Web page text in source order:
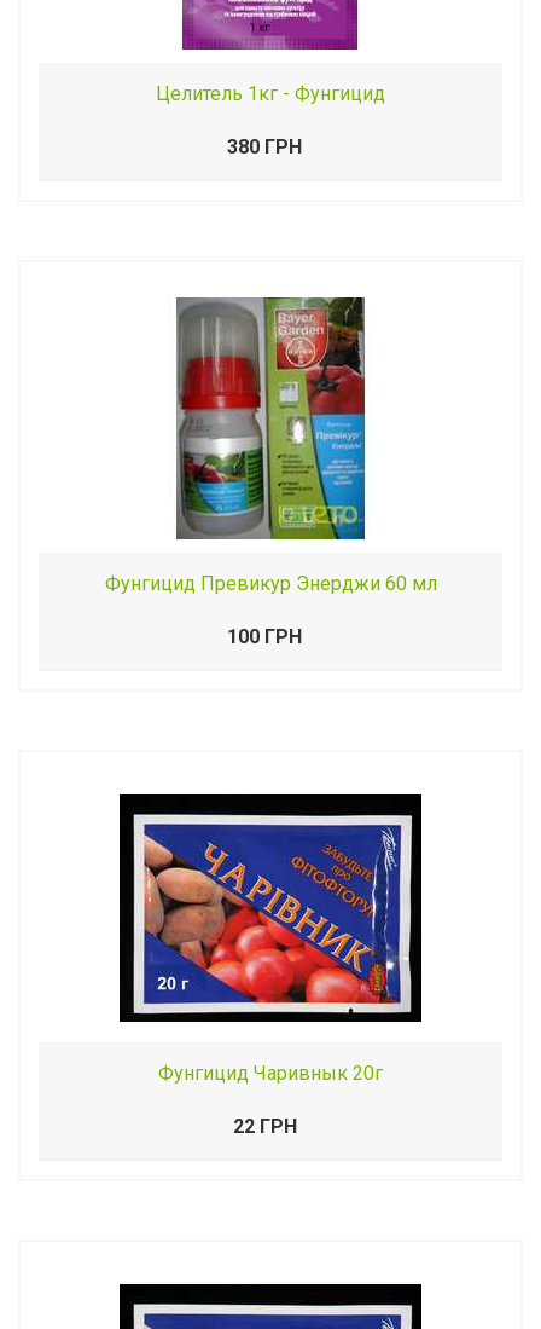
Целитель 1кг - Фунгицид
380 ГРН
Фунгицид Превикур Энерджи 60 мл
100 ГРН
Фунгицид Чаривнык 20г
22 ГРН